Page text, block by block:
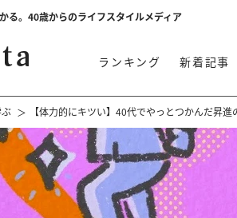
る。40歳からのライフスタイルメディア
ランキング 新着記事
【体力的にキツい】40代でやっとつかんだ昇